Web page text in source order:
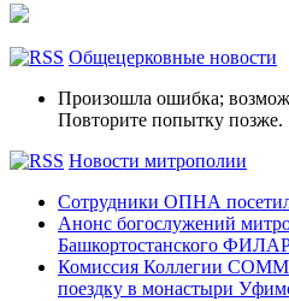
Общецерковные новости
Произошла ошибка;
Повторите попытку позже.
Новости митрополии
Сотрудники ОПНА
Анонс богослужений
Башкортостанского
Комиссия Коллегии СОММ
поездку в монастыри